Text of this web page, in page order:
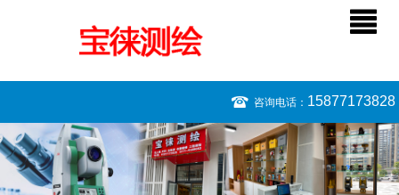
咨询电话： 15877173828